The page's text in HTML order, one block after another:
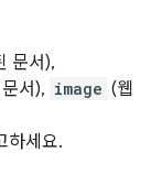
문서),
서), image (웹
하세요.